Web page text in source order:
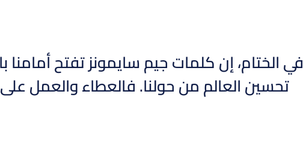
في الختام، إن كلمات جيم سايمونز تفتح
تحسين العالم من حولنا. فالعطاء والعمل على